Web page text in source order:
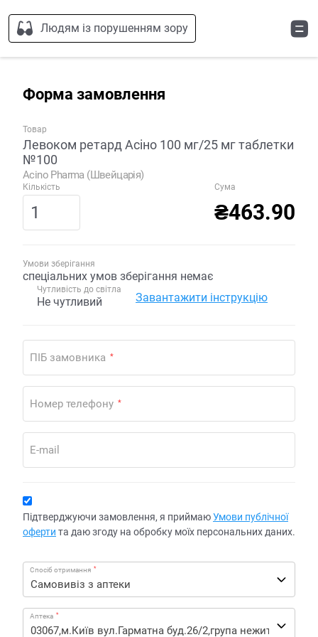
Людям із порушенням зору
Форма замовлення
Товар
Левоком ретард Асіно 100 мг/25 мг таблетки
№100
Acino Pharma (Швейцарія)
Кількість Сума
₴463.90
Умови зберігання
спеціальних умов зберігання немає
Чутливість до світла
Не чутливий Завантажити інструкцію
ПІБ замовника *
Номер телефону *
E-mail
Підтверджуючи замовлення, я приймаюУмови публічної
оферти та даю згоду на обробку моїх персональних даних.
Спосіб отримання *
Аптека *